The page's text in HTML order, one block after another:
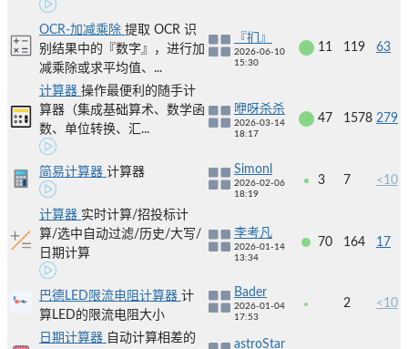
OCR-加减乘除 提取 OCR 识
别结果中的『数字』，进行加
减乘除或求平均值、...
『扪』
2026-06-10
15:30
11 119 63
计算器 操作最便利的随手计
算器（集成基础算术、数学函
数、单位转换、汇...
咿呀杀杀
2026-03-14
18:17
47 1578 279
简易计算器 计算器 Simonl
2026-02-06
18:19
3 7 <10
计算器 实时计算/招投标计
算/选中自动过滤/历史/大写/
日期计算
李考凡
2026-01-14
13:34
70 164 17
巴德LED限流电阻计算器 计
算LED的限流电阻大小
Bader
2026-01-04
17:53
2 <10
日期计算器 自动计算相差的
astroStar